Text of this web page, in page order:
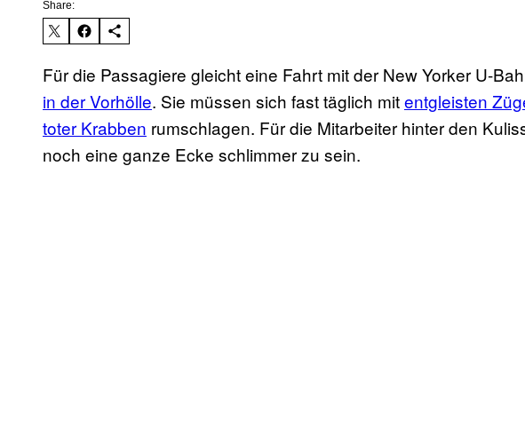
Share:
Für die Passagiere gleicht eine Fahrt mit der New Yorker U-
in der Vorhölle. Sie müssen sich fast täglich mitentgleisten
toter Krabben rumschlagen. Für die Mitarbeiter hinter den
noch eine ganze Ecke schlimmer zu sein.